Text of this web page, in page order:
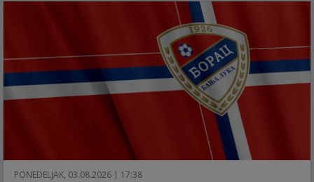
PONEDELJAK, 03.08.2026 | 17:38